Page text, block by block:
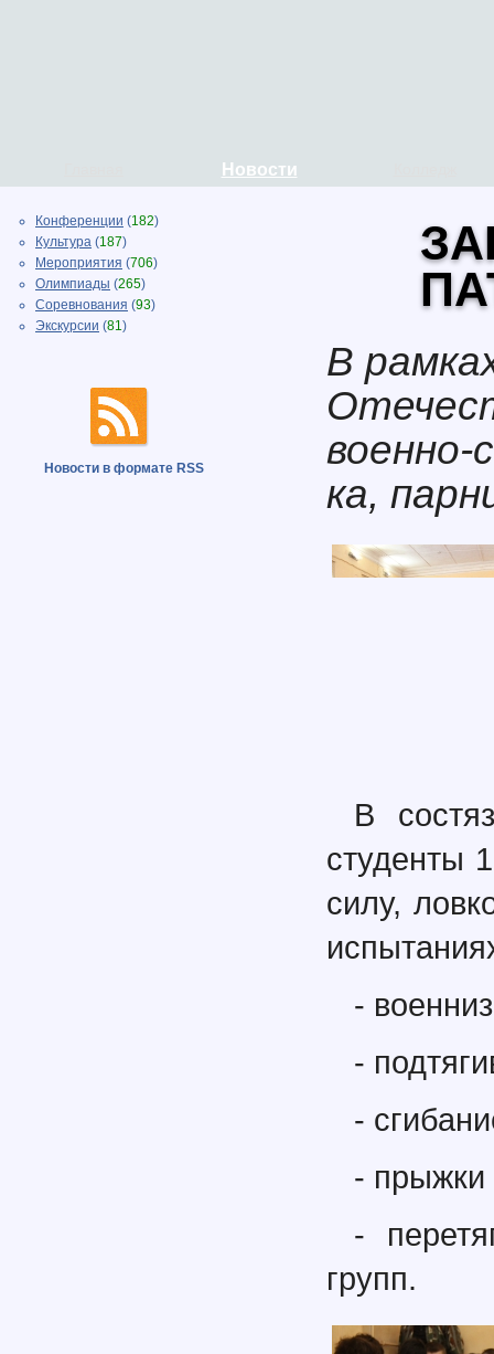
Новости
Конференции (182)
Культура (187)
Мероприятия (706)
Олимпиады (265)
Соревнования (93)
Экскурсии (81)
Новости в формате RSS
В
военно-
ка,
В
студенты
силу,
-
-
-
- прыжки
-
групп.